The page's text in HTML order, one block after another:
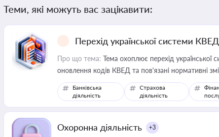
Теми, які можуть вас зацікавити:
Перехід української системи
Про що тема: Тема охоплює перехід української
оновлення кодів КВЕД та пов'язані нормативні
Банківська
діяльність
Страхова
діяльність
Охоронна діяльність +3